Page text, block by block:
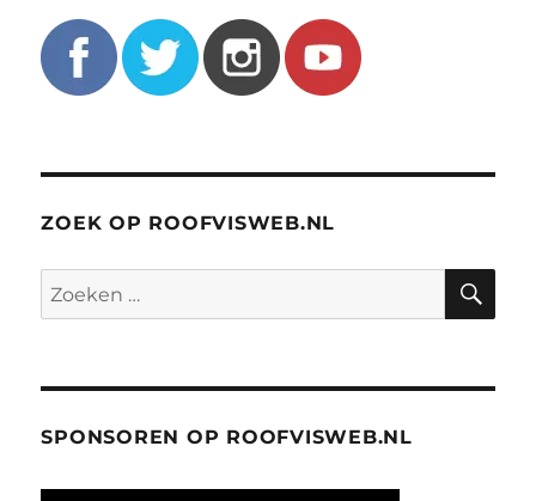
ZOEK OP ROOFVISWEB.NL
Zoeken
naar:
SPONSOREN OP ROOFVISWEB.NL